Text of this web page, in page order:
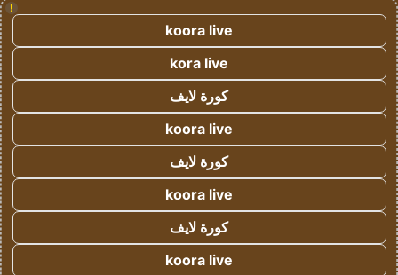
!
koora live
kora live
كورة لايف
koora live
كورة لايف
koora live
كورة لايف
koora live